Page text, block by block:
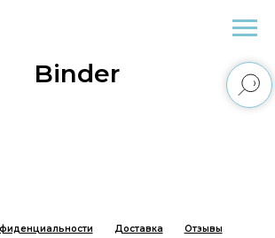
Binder
Доставка
Отзывы